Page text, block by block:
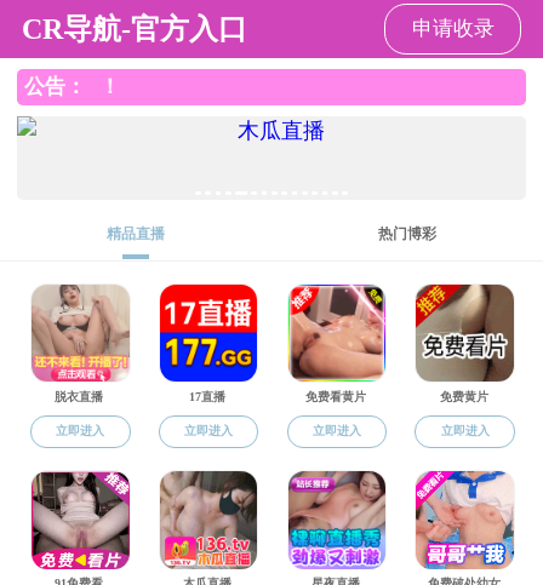
成人漫画
成人漫画 成人漫画概况 党建工
信息公开
快速导航
图片新闻
成人漫画新闻